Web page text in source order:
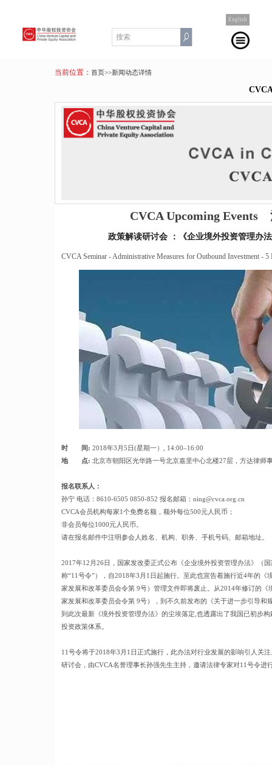
English
当前位置： 首页>>新闻动态详情
CVCA Upcoming Events
政策解读研讨会 ：《企业境外投资管理办
CVCA Seminar - Administrative Measures for Outbound Investment -
时 间: 2018年3月5日(星期一）, 14:00–16:00
地 点: 北京市朝阳区光华路一号北京嘉里中心北楼27层，方达律师
报名联系人：
孙宁 电话：8610-6505 0850-852 报名邮箱：ning@cvca.org.cn
CVCA会员机构每家1个免费名额，额外每位500元人民币；
非会员每位1000元人民币。
请在报名邮件中注明参会人姓名、机构、职务、手机号码、邮箱地址。
2017年12月26日，国家发改委正式公布《企业境外投资管理办法》（
称“11号令”），自2018年3月1日起施行。至此也宣告着施行近4年的《
家发展和改革委员会令第 9号）管理文件即将废止。从2014年修订的
家发展和改革委员会令第 9号），到不久前发布的《关于进一步引导和
到此次最新《境外投资管理办法》的尘埃落定,也透露出了我国已初步
投资政策体系。
11号令将于2018年3月1日正式施行，此办法对行业发展的影响引人关
研讨会，由CVCA名誉理事长孙强先生主持，邀请法律专家对11号令进